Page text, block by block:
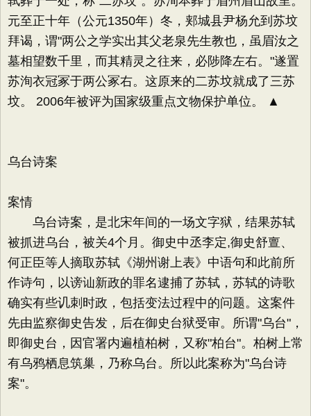
元至正十年（公元1350年）冬，郏城县尹杨允到苏坟
拜谒，谓"两公之学实出其父老泉先生教也，虽眉汝之
墓相望数千里，而其精灵之往来，必陟降左右。"遂置
苏洵衣冠冢于两公冢右。这原来的二苏坟就成了三苏
坟。 2006年被评为国家级重点文物保护单位。 ▲
乌台诗案
案情
乌台诗案，是北宋年间的一场文字狱，结果苏轼
被抓进乌台，被关4个月。御史中丞李定,御史舒亶、
何正臣等人摘取苏轼《湖州谢上表》中语句和此前所
作诗句，以谤讪新政的罪名逮捕了苏轼，苏轼的诗歌
确实有些讥刺时政，包括变法过程中的问题。这案件
先由监察御史告发，后在御史台狱受审。所谓"乌台"，
即御史台，因官署内遍植柏树，又称"柏台"。柏树上常
有乌鸦栖息筑巢，乃称乌台。所以此案称为"乌台诗
案"。